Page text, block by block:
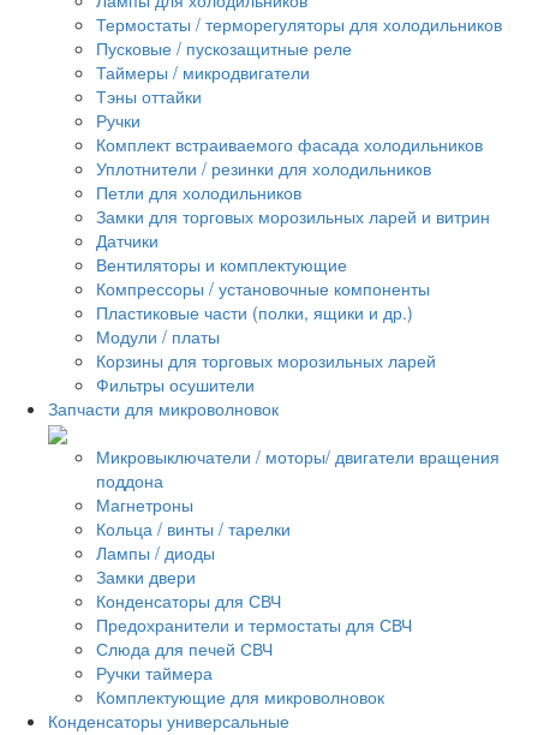
Термостаты / терморегуляторы для холодильников
Пусковые / пускозащитные реле
Таймеры / микродвигатели
Тэны оттайки
Ручки
Комплект встраиваемого фасада холодильников
Уплотнители / резинки для холодильников
Петли для холодильников
Замки для торговых морозильных ларей и витрин
Датчики
Вентиляторы и комплектующие
Компрессоры / установочные компоненты
Пластиковые части (полки, ящики и др.)
Модули / платы
Корзины для торговых морозильных ларей
Фильтры осушители
Запчасти для микроволновок
Микровыключатели / моторы/ двигатели вращения
поддона
Магнетроны
Кольца / винты / тарелки
Лампы / диоды
Замки двери
Конденсаторы для СВЧ
Предохранители и термостаты для СВЧ
Слюда для печей СВЧ
Ручки таймера
Комплектующие для микроволновок
Конденсаторы универсальные